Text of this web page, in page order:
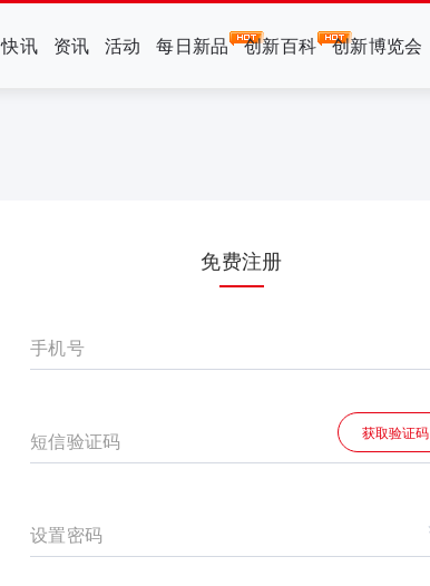
快讯 资讯 活动 每日新品 创新百科 创新博览会
免费注册
手机号
短信验证码 获取验证码
设置密码